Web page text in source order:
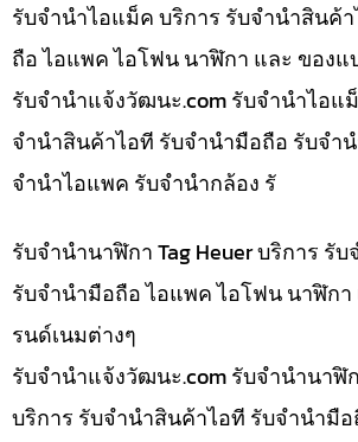
รับจำนำไอแม็ค บริการ รับจำนำสินค้
ถือ ไอแพค ไอโฟน นาฬิกา และ ของแ
รับจํานําแจ้งวัฒนะ.com รับจำนำไอแ
จำนำสินค้าไอที รับจำนำมือถือ รับจำ
จำนำไอแพค รับจำนำกล้อง รั
รับจำนำนาฬิกา Tag Heuer บริการ รั
รับจำนำมือถือ ไอแพค ไอโฟน นาฬิก
รนด์เนมต่างๆ
รับจํานําแจ้งวัฒนะ.com รับจำนำนาฬิก
บริการ รับจำนำสินค้าไอที รับจำนำมื